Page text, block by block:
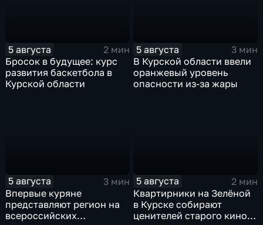
5 августа
2 мин
Бросок в будущее: курс
развития баскетбола в
Курской области
5 августа
3 мин
В Курской области ввели
оранжевый уровень
опасности из-за жары
5 августа
3 мин
Впервые куряне
представляют регион на
всероссийских
5 августа
2 мин
Квартирники на Зелёной
в Курске собирают
ценителей старого кино